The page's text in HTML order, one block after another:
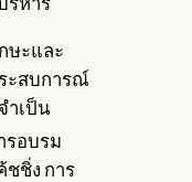
ษะและ
ะสบการณ์
ำเป็น
รอบรม
ชชิ่ง การ